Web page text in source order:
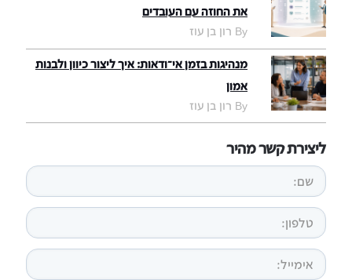
את החוזה עם העובדים
By רון בן עוז
מנהיגות בזמן אי־ודאות: איך ליצור כיוון ולבנות
אמון
By רון בן עוז
ליצירת קשר מהיר